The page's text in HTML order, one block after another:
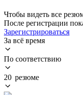
Чтобы видеть все
После регистрации
Зарегистрироваться
За всё время
По соответствию
20 резюме